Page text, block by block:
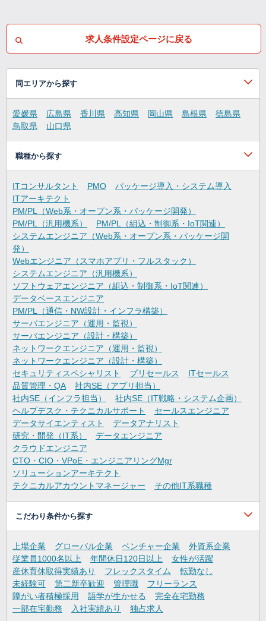
求人条件設定ページに戻る
同エリアから探す
愛媛県 広島県 香川県 高知県 岡山県 島根県
徳島県
鳥取県
山口県
職種から探す
ITコンサルタント PMO
パッケージ導入・システム導入
ITアーキテクト
PM/PL（Web系・オープン系・パッケージ開発）
PM/PL（汎用機系）
PM/PL（組込・制御系・IoT関連）
システムエンジニア（Web系・オープン系・パッケージ開
発）
Webエンジニア（スマホアプリ・フルスタック）
システムエンジニア（汎用機系）
ソフトウェアエンジニア（組込・制御系・IoT関連）
データベースエンジニア
PM/PL（通信・NW設計・インフラ構築）
サーバエンジニア（運用・監視）
サーバエンジニア（設計・構築）
ネットワークエンジニア（運用・監視）
ネットワークエンジニア（設計・構築）
セキュリティスペシャリスト
プリセールス
ITセールス
品質管理・QA
社内SE（アプリ担当）
社内SE（インフラ担当）
社内SE（IT戦略・システム企画）
ヘルプデスク・テクニカルサポート
セールスエンジニア
データサイエンティスト
データアナリスト
研究・開発（IT系）
データエンジニア
クラウドエンジニア
CTO・CIO・VPoE・エンジニアリングMgr
ソリューションアーキテクト
テクニカルアカウントマネージャー
その他IT系職種
こだわり条件から探す
上場企業 グローバル企業 ベンチャー企業
外資系企業
従業員1000名以上
年間休日120日以上
女性が活躍
産休育休取得実績あり
フレックスタイム
転勤なし
未経験可
第二新卒歓迎 管理職
フリーランス
障がい者積極採用
語学が生かせる
完全在宅勤務
一部在宅勤務
入社実績あり 独占求人